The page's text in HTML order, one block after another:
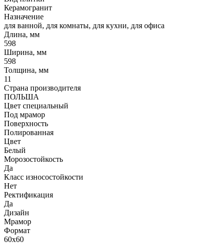
Керамогранит
Назначение
для ванной, для комнаты, для кухни, для офиса
Длина, мм
598
Ширина, мм
598
Толщина, мм
11
Страна производителя
ПОЛЬША
Цвет специальный
Под мрамор
Поверхность
Полированная
Цвет
Белый
Морозостойкость
Да
Класс износостойкости
Нет
Ректификация
Да
Дизайн
Мрамор
Формат
60x60